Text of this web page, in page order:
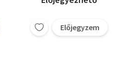
Előjegyzem